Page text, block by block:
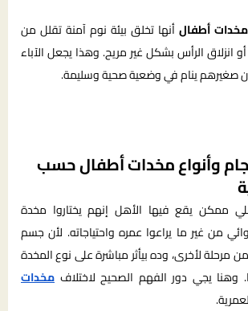
مخدات أطفالأنها تخلق بيئة نوم آمنة تقلل من
انزلاق الرأس بشكل غير مريح. وهذا يجعل الآباء
صغيرهم ينام في وضعية صحية وسليمة.
وأنواع مخدات أطفال حسب
ممكن يقع فيها الأهل إنهم يختاروا مخدة
من غير ما يراعوا عمره واحتياجاته. لأن جسم
مرحلة لأخرى، وده بيأثر مباشرة على نوع المخدة
وهنا يجي دور الفهم الصحيح لاختلاف مخدات